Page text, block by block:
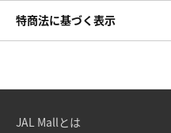
特商法に基づく表示
JAL Mallとは